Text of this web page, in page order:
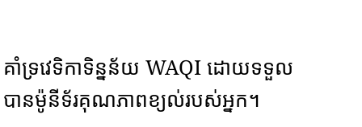
គាំទ្រវេទិកាទិន្នន័យ WAQI ដោយទទួល
បានម៉ូនីទ័រគុណភាពខ្យល់របស់អ្នក។